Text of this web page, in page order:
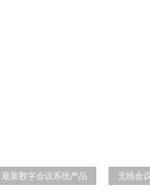
最新数字会议系统产品 无线会